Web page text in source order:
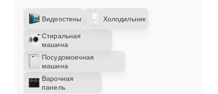
Видеостены Холодильник
Стиральная
машина
Посудомоечная
машина
Варочная
панель